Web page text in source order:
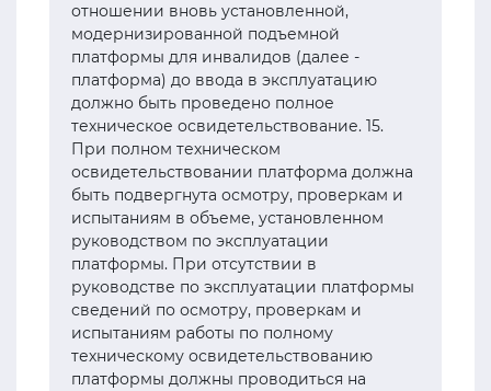
отношении вновь установленной,
модернизированной подъемной
платформы для инвалидов (далее -
платформа) до ввода в эксплуатацию
должно быть проведено полное
техническое освидетельствование. 15.
При полном техническом
освидетельствовании платформа должна
быть подвергнута осмотру, проверкам и
испытаниям в объеме, установленном
руководством по эксплуатации
платформы. При отсутствии в
руководстве по эксплуатации платформы
сведений по осмотру, проверкам и
испытаниям работы по полному
техническому освидетельствованию
платформы должны проводиться на